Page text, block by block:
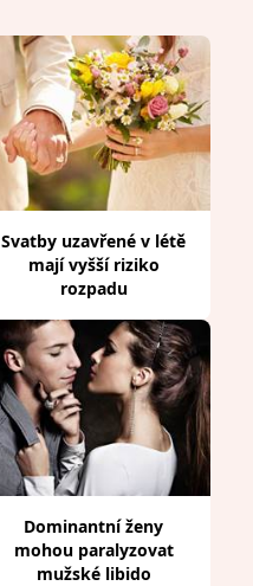
Svatby uzavřené v létě
mají vyšší riziko
rozpadu
Dominantní ženy
mohou paralyzovat
mužské libido